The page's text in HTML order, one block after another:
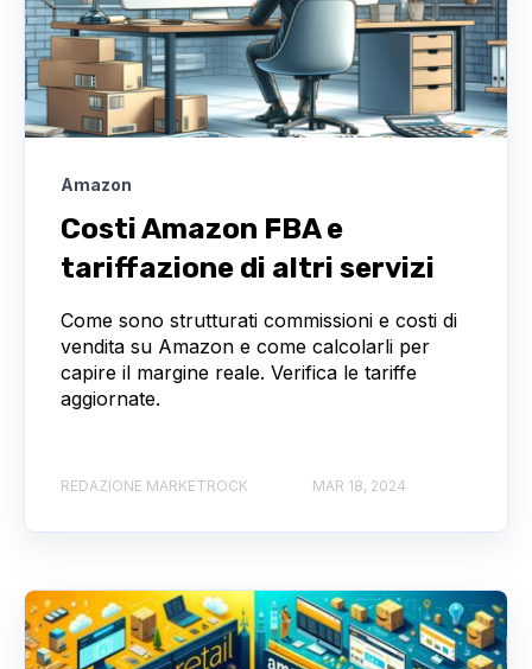
Amazon
Costi Amazon FBA e
tariffazione di altri servizi
Come sono strutturati commissioni e costi di
vendita su Amazon e come calcolarli per
capire il margine reale. Verifica le tariffe
aggiornate.
REDAZIONE MARKETROCK MAR 18, 2024